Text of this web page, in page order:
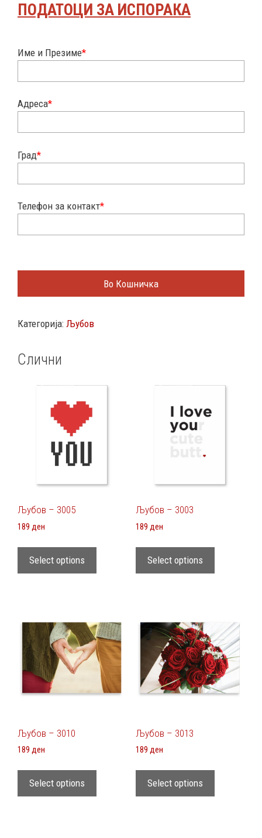
ПОДАТОЦИ ЗА ИСПОРАКА
Име и Презиме*
Адреса*
Град*
Телефон за контакт*
Во Кошничка
Категорија: Љубов
Слични
Љубов – 3005
189 ден
Select options
Љубов – 3003
189 ден
Select options
Љубов – 3010
189 ден
Select options
Љубов – 3013
189 ден
Select options